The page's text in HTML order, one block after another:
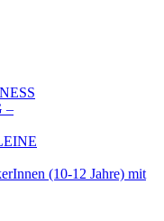
–
(10-12 Jahre) mit